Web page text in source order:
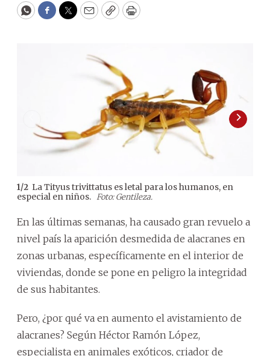
WhatsApp
Facebook
Twitter
EmailCopyPrint
1/2 La Tityus trivittatus es letal para los humanos, en
especial en niños. Foto: Gentileza.
En las últimas semanas, ha causado gran revuelo a
nivel país la aparición desmedida de alacranes en
zonas urbanas, específicamente en el interior de
viviendas, donde se pone en peligro la integridad
de sus habitantes.
Pero, ¿por qué va en aumento el avistamiento de
alacranes? Según Héctor Ramón López,
especialista en animales exóticos, criador de